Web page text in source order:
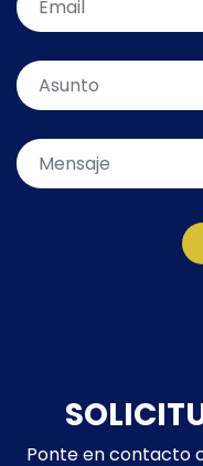
Ponte en contacto